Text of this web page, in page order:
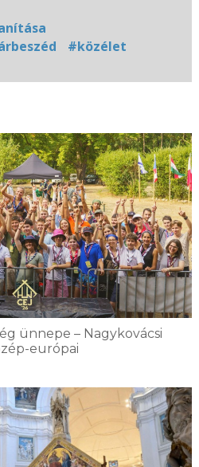
#közélet
ünnepe – Nagykovácsi
európai